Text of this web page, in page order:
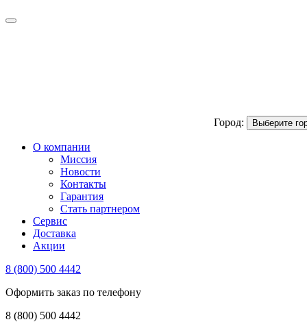
Город: Выберите
О компании
Миссия
Новости
Контакты
Гарантия
Стать партнером
Сервис
Доставка
Акции
8 (800) 500 4442
Оформить заказ по телефону
8 (800) 500 4442